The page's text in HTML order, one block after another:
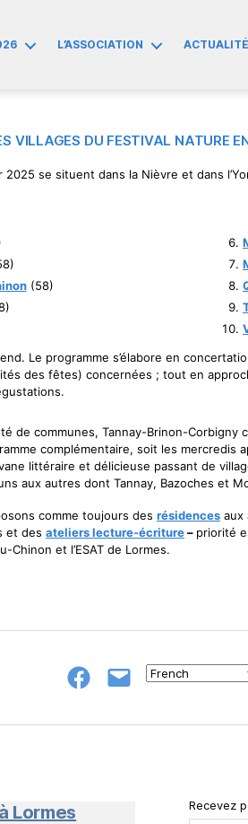
L’ASSOCIATION
VILLAGES DU FESTIVAL NATURE
se situent dans la Nièvre et dans
(58)
Le programme s’élabore en
des fêtes) concernées ; tout en
de communes, Tannay-Brinon-
complémentaire, soit les mercredis
littéraire et délicieuse passant de
aux autres dont Tannay, Bazoches et
comme toujours des résidences aux
et des ateliers lecture-écriture– priorité
Chinon et l’ESAT de Lormes.
GroupeE-
Lormes Recevez